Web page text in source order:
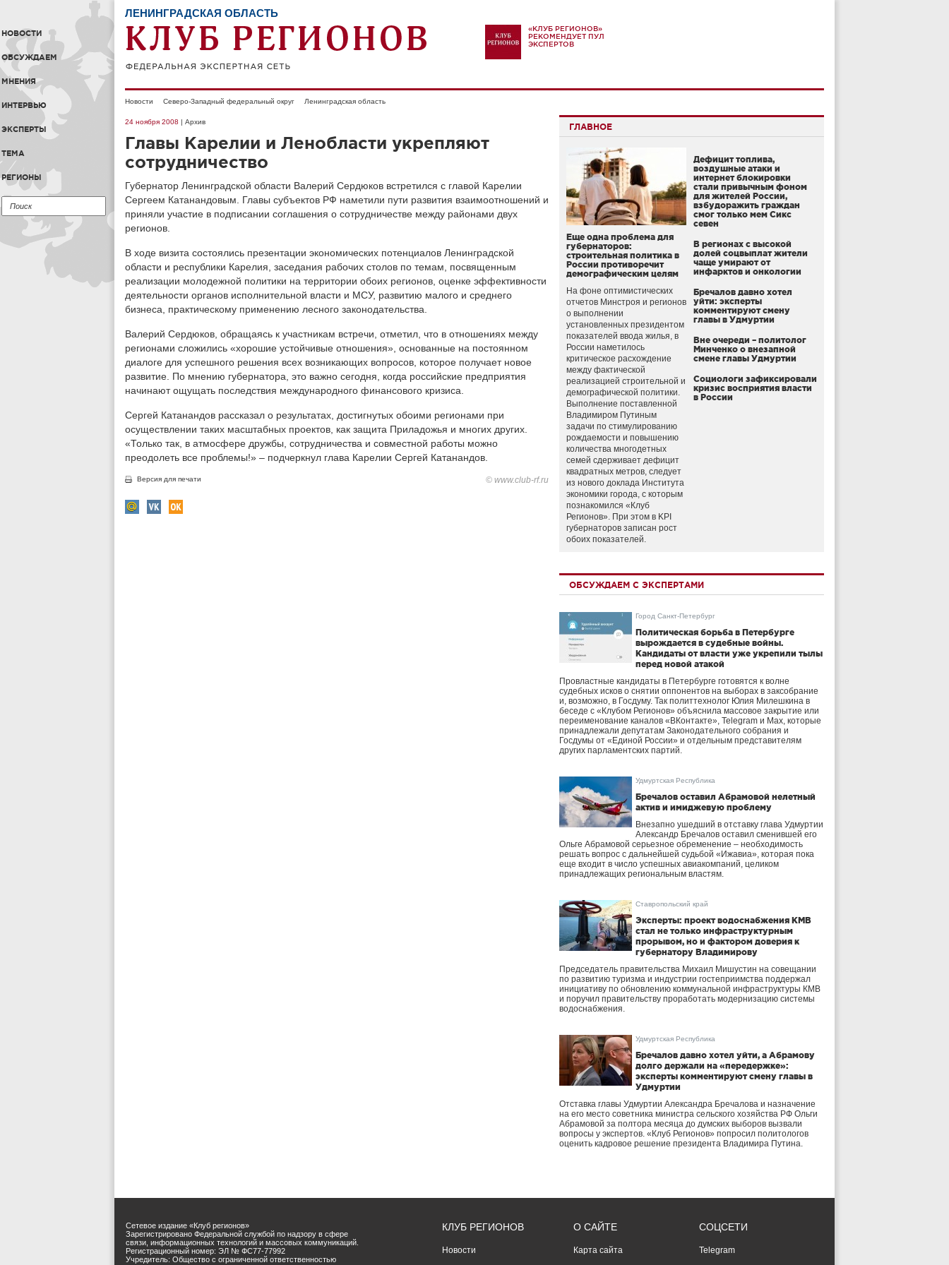
НОВОСТИ
ОБСУЖДАЕМ
МНЕНИЯ
ИНТЕРВЬЮ
ЭКСПЕРТЫ
ТЕМА
РЕГИОНЫ
ЛЕНИНГРАДСКАЯ ОБЛАСТЬ
«КЛУБ РЕГИОНОВ»
РЕКОМЕНДУЕТ ПУЛ
ЭКСПЕРТОВ
Новости Северо-Западный федеральный округ Ленинградская область
24 ноября 2008 | Архив
Главы Карелии и Ленобласти укрепляют
сотрудничество
Губернатор Ленинградской области Валерий Сердюков встретился с главой Карелии
Сергеем Катанандовым. Главы субъектов РФ наметили пути развития взаимоотношений и
приняли участие в подписании соглашения о сотрудничестве между районами двух
регионов.
В ходе визита состоялись презентации экономических потенциалов Ленинградской
области и республики Карелия, заседания рабочих столов по темам, посвященным
реализации молодежной политики на территории обоих регионов, оценке эффективности
деятельности органов исполнительной власти и МСУ, развитию малого и среднего
бизнеса, практическому применению лесного законодательства.
Валерий Сердюков, обращаясь к участникам встречи, отметил, что в отношениях между
регионами сложились «хорошие устойчивые отношения», основанные на постоянном
диалоге для успешного решения всех возникающих вопросов, которое получает новое
развитие. По мнению губернатора, это важно сегодня, когда российские предприятия
начинают ощущать последствия международного финансового кризиса.
Сергей Катанандов рассказал о результатах, достигнутых обоими регионами при
осуществлении таких масштабных проектов, как защита Приладожья и многих других.
«Только так, в атмосфере дружбы, сотрудничества и совместной работы можно
преодолеть все проблемы!» – подчеркнул глава Карелии Сергей Катанандов.
Версия для печати © www.club-rf.ru
ГЛАВНОЕ
Еще одна проблема для
губернаторов:
строительная политика в
России противоречит
демографическим целям
На фоне оптимистических
отчетов Минстроя и регионов
о выполнении
установленных президентом
показателей ввода жилья, в
России наметилось
критическое расхождение
между фактической
реализацией строительной и
демографической политики.
Выполнение поставленной
Владимиром Путиным
задачи по стимулированию
рождаемости и повышению
количества многодетных
семей сдерживает дефицит
квадратных метров, следует
из нового доклада Института
экономики города, с которым
познакомился «Клуб
Регионов». При этом в KPI
губернаторов записан рост
обоих показателей.
Дефицит топлива,
воздушные атаки и
интернет блокировки
стали привычным фоном
для жителей России,
взбудоражить граждан
смог только мем Сикс
севен
В регионах с высокой
долей соцвыплат жители
чаще умирают от
инфарктов и онкологии
Бречалов давно хотел
уйти: эксперты
комментируют смену
главы в Удмуртии
Вне очереди – политолог
Минченко о внезапной
смене главы Удмуртии
Социологи зафиксировали
кризис восприятия власти
в России
ОБСУЖДАЕМ С ЭКСПЕРТАМИ
Город Санкт-Петербург
Политическая борьба в Петербурге
вырождается в судебные войны.
Кандидаты от власти уже укрепили тылы
перед новой атакой
Провластные кандидаты в Петербурге готовятся к волне
судебных исков о снятии оппонентов на выборах в заксобрание
и, возможно, в Госдуму. Так политтехнолог Юлия Милешкина в
беседе с «Клубом Регионов» объяснила массовое закрытие или
переименование каналов «ВКонтакте», Telegram и Max, которые
принадлежали депутатам Законодательного собрания и
Госдумы от «Единой России» и отдельным представителям
других парламентских партий.
Удмуртская Республика
Бречалов оставил Абрамовой нелетный
актив и имиджевую проблему
Внезапно ушедший в отставку глава Удмуртии
Александр Бречалов оставил сменившей его
Ольге Абрамовой серьезное обременение – необходимость
решать вопрос с дальнейшей судьбой «Ижавиа», которая пока
еще входит в число успешных авиакомпаний, целиком
принадлежащих региональным властям.
Ставропольский край
Эксперты: проект водоснабжения КМВ
стал не только инфраструктурным
прорывом, но и фактором доверия к
губернатору Владимирову
Председатель правительства Михаил Мишустин на совещании
по развитию туризма и индустрии гостеприимства поддержал
инициативу по обновлению коммунальной инфраструктуры КМВ
и поручил правительству проработать модернизацию системы
водоснабжения.
Удмуртская Республика
Бречалов давно хотел уйти, а Абрамову
долго держали на «передержке»:
эксперты комментируют смену главы в
Удмуртии
Отставка главы Удмуртии Александра Бречалова и назначение
на его место советника министра сельского хозяйства РФ Ольги
Абрамовой за полтора месяца до думских выборов вызвали
вопросы у экспертов. «Клуб Регионов» попросил политологов
оценить кадровое решение президента Владимира Путина.
Сетевое издание «Клуб регионов»
Зарегистрировано Федеральной службой по надзору в сфере
связи, информационных технологий и массовых коммуникаций.
Регистрационный номер: ЭЛ № ФС77-77992
Учредитель: Общество с ограниченной ответственностью
КЛУБ РЕГИОНОВ
Новости
О САЙТЕ
Карта сайта
СОЦСЕТИ
Telegram